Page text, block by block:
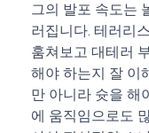
그의 발포 속도는
러집니다. 테러리
훔쳐보고 대테러
해야 하는지 잘 이
만 아니라 슛을 해
에 움직임으로도